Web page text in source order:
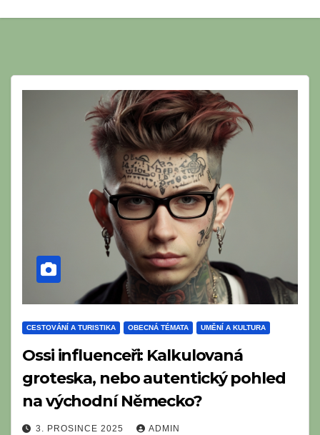
CESTOVÁNÍ A TURISTIKA OBECNÁ TÉMATA UMĚNÍ A KULTURA
Ossi influenceři: Kalkulovaná
groteska, nebo autentický pohled
na východní Německo?
3. PROSINCE 2025 ADMIN